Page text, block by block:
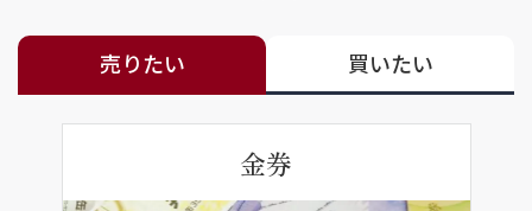
売りたい 買いたい
金券